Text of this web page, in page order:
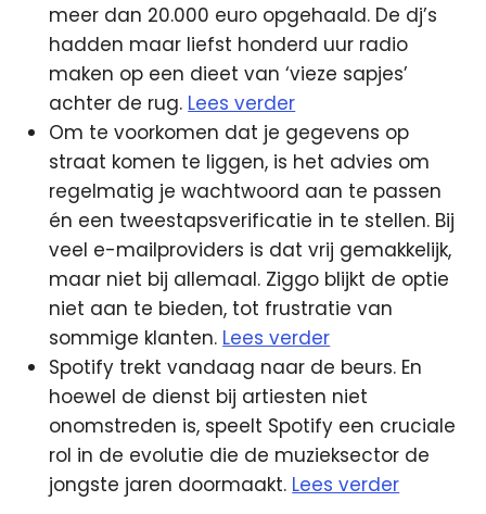
meer dan 20.000 euro opgehaald. De dj’s
hadden maar liefst honderd uur radio
maken op een dieet van ‘vieze sapjes’
achter de rug. Lees verder
Om te voorkomen dat je gegevens op
straat komen te liggen, is het advies om
regelmatig je wachtwoord aan te passen
én een tweestapsverificatie in te stellen. Bij
veel e-mailproviders is dat vrij gemakkelijk,
maar niet bij allemaal. Ziggo blijkt de optie
niet aan te bieden, tot frustratie van
sommige klanten. Lees verder
Spotify trekt vandaag naar de beurs. En
hoewel de dienst bij artiesten niet
onomstreden is, speelt Spotify een cruciale
rol in de evolutie die de muzieksector de
jongste jaren doormaakt. Lees verder